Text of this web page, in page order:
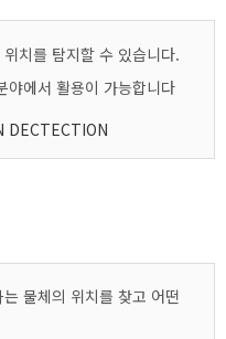
치를 탐지할 수 있습니다.
야에서 활용이 가능합니다
물체의 위치를 찾고 어떤